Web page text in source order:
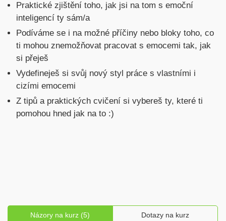
Praktické zjištění toho, jak jsi na tom s emoční
inteligencí ty sám/a
Podíváme se i na možné příčiny nebo bloky toho, co
ti mohou znemožňovat pracovat s emocemi tak, jak
si přeješ
Vydefineješ si svůj nový styl práce s vlastními i
cizími emocemi
Z tipů a praktických cvičení si vybereš ty, které ti
pomohou hned jak na to :)
Názory na kurz (5) Dotazy na kurz